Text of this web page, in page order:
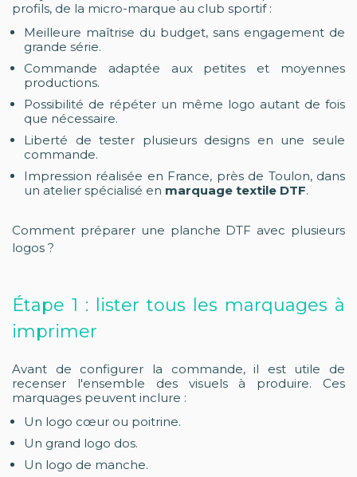
profils, de la micro-marque au club sportif :
Meilleure maîtrise du budget, sans engagement de
grande série.
Commande adaptée aux petites et moyennes
productions.
Possibilité de répéter un même logo autant de fois
que nécessaire.
Liberté de tester plusieurs designs en une seule
commande.
Impression réalisée en France, près de Toulon, dans
un atelier spécialisé en marquage textile DTF.
Comment préparer une planche DTF avec plusieurs
logos ?
Étape 1 : lister tous les marquages à
imprimer
Avant de configurer la commande, il est utile de
recenser l'ensemble des visuels à produire. Ces
marquages peuvent inclure :
Un logo cœur ou poitrine.
Un grand logo dos.
Un logo de manche.